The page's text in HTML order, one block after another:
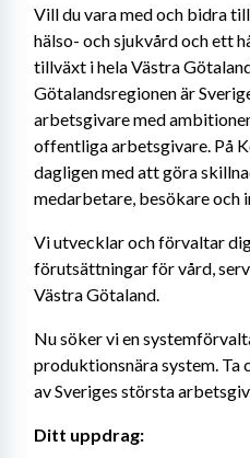
Vill du vara med och bidra
hälso- och sjukvård och ett
tillväxt i hela Västra
Götalandsregionen är
arbetsgivare med
offentliga arbetsgivare. På
dagligen med att göra
medarbetare, besökare och
Vi utvecklar och förvaltar
förutsättningar för vård,
Västra Götaland.
Nu söker vi en
produktionsnära system. Ta
av Sveriges största
Ditt uppdrag: